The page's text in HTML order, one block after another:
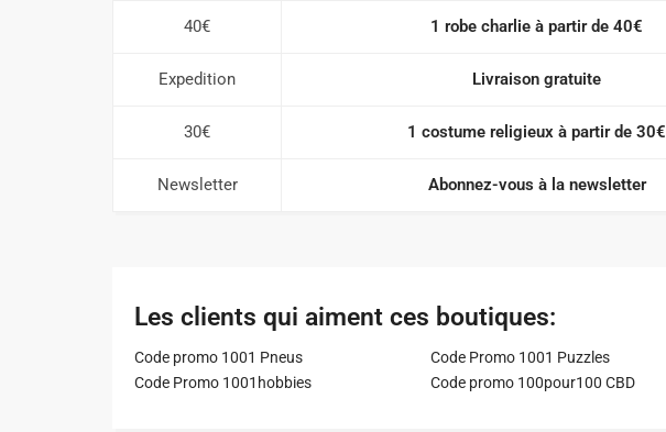
40€ 1 robe charlie à partir de 40€
Expedition Livraison gratuite
30€ 1 costume religieux à partir de 30€
Newsletter Abonnez-vous à la newsletter
Les clients qui aiment ces boutiques:
Code promo 1001 Pneus Code Promo 1001 Puzzles
Code Promo 1001hobbies
Code promo 100pour100 CBD